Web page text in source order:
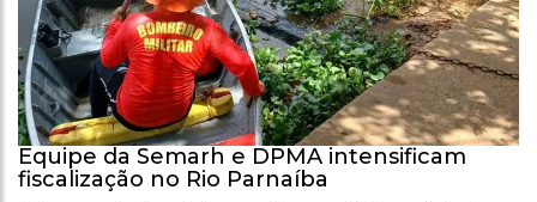
Equipe da Semarh e DPMA intensificam
fiscalização no Rio Parnaíba